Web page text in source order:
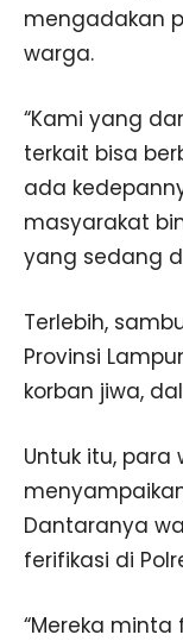
mengadakan
warga.
“Kami yang
terkait bisa
ada
masyarakat
yang sedang
Terlebih,
Provinsi
korban jiwa,
Untuk itu,
Dantaranya
ferifikasi di
“Mereka